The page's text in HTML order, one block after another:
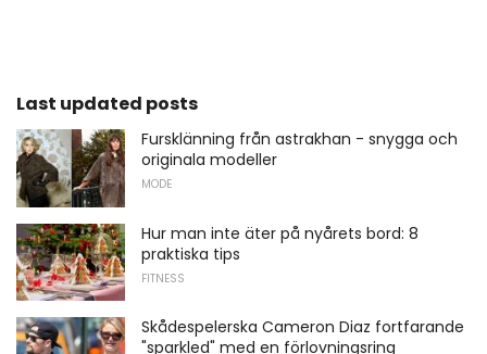
Last updated posts
Fursklänning från astrakhan - snygga och
originala modeller
MODE
Hur man inte äter på nyårets bord: 8
praktiska tips
FITNESS
Skådespelerska Cameron Diaz fortfarande
"sparkled" med en förlovningsring